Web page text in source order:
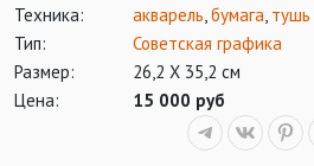
Техника:
акварель,бумага, тушь
Тип:
Советская графика
Размер:
26,2 Х 35,2 см
Цена:
15 000 руб